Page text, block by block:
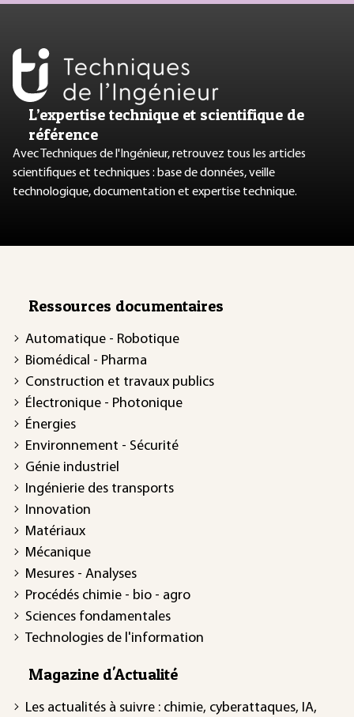
L’expertise technique et scientifique de
référence
Avec Techniques de l'Ingénieur, retrouvez tous les articles
scientifiques et techniques : base de données, veille
technologique, documentation et expertise technique.
Ressources documentaires
Automatique - Robotique
Biomédical - Pharma
Construction et travaux publics
Électronique - Photonique
Énergies
Environnement - Sécurité
Génie industriel
Ingénierie des transports
Innovation
Matériaux
Mécanique
Mesures - Analyses
Procédés chimie - bio - agro
Sciences fondamentales
Technologies de l'information
Magazine d'Actualité
Les actualités à suivre : chimie, cyberattaques, IA,